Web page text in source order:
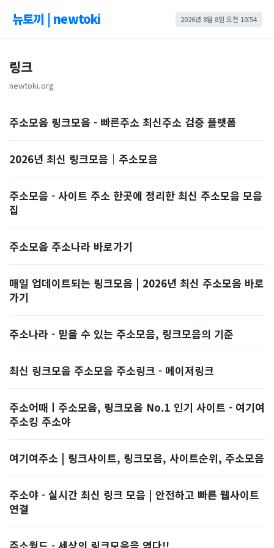
뉴토끼 | newtoki 2026년 8월 8일 오전 10:54
링크
newtoki.org
주소모음 링크모음 - 빠른주소 최신주소 검증 플랫폼
2026년 최신 링크모음｜주소모음
주소모음 - 사이트 주소 한곳에 정리한 최신 주소모음 모음
집
주소모음 주소나라 바로가기
매일 업데이트되는 링크모음 | 2026년 최신 주소모음 바로
가기
주소나라 - 믿을 수 있는 주소모음, 링크모음의 기준
최신 링크모음 주소모음 주소링크 - 메이저링크
주소어때ㅣ주소모음, 링크모음 No.1 인기 사이트 - 여기여
주소킹 주소야
여기여주소 | 링크사이트, 링크모음, 사이트순위, 주소모음
주소야 - 실시간 최신 링크 모음 | 안전하고 빠른 웹사이트
연결